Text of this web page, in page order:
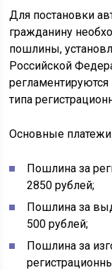
Для постановки
гражданину
пошлины,
Российской
типа
Основные
Пошлина за
2850 рублей;
Пошлина за
500 рублей;
Пошлина за